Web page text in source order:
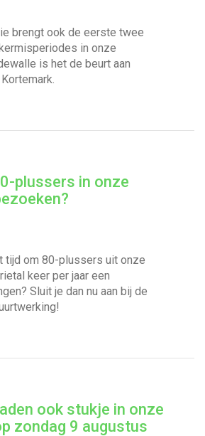
brengt ook de eerste twee
in onze
is het de beurt aan
plussers in onze
tijd om 80-plussers uit onze
keer per jaar een
Sluit je dan nu aan bij de
ook stukje in onze
zondag 9 augustus